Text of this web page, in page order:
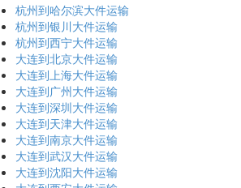
杭州到哈尔滨大件运输
杭州到银川大件运输
杭州到西宁大件运输
大连到北京大件运输
大连到上海大件运输
大连到广州大件运输
大连到深圳大件运输
大连到天津大件运输
大连到南京大件运输
大连到武汉大件运输
大连到沈阳大件运输